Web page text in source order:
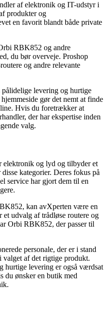
af elektronik og IT-udstyr i
produkter og
en favorit blandt både private
RBK852 og andre
du bør overveje. Proshop
og andre relevante
pålidelige levering og hurtige
gør det nemt at finde
Hvis du foretrækker at
der har ekspertise inden
valg.
elektronik og lyd og tilbyder et
kategorier. Deres fokus på
service har gjort dem til en
kan avXperten være en
udvalg af trådløse routere og
Orbi RBK852, der passer til
personale, der er i stand
af det rigtige produkt.
hurtige levering er også værdsat
du ønsker en butik med